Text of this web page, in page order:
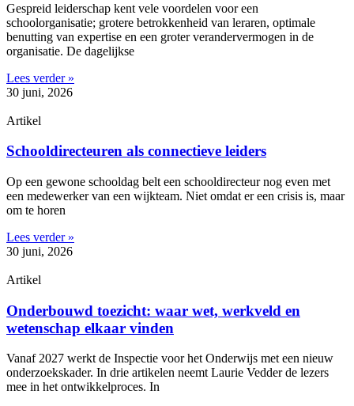
Gespreid leiderschap kent vele voordelen voor een
schoolorganisatie; grotere betrokkenheid van leraren, optimale
benutting van expertise en een groter verandervermogen in de
organisatie. De dagelijkse
Lees verder »
30 juni, 2026
Artikel
Schooldirecteuren als connectieve leiders
Op een gewone schooldag belt een schooldirecteur nog even met
een medewerker van een wijkteam. Niet omdat er een crisis is, maar
om te horen
Lees verder »
30 juni, 2026
Artikel
Onderbouwd toezicht: waar wet, werkveld en
wetenschap elkaar vinden
Vanaf 2027 werkt de Inspectie voor het Onderwijs met een nieuw
onderzoekskader. In drie artikelen neemt Laurie Vedder de lezers
mee in het ontwikkelproces. In